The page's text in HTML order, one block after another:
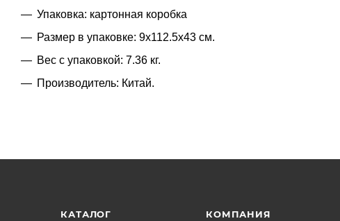
Упаковка: картонная коробка
Размер в упаковке: 9x112.5x43 см.
Вес с упаковкой: 7.36 кг.
Производитель: Китай.
КАТАЛОГ КОМПАНИЯ